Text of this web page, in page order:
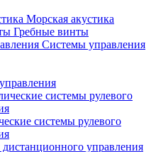
Морская акустика
Гребные винты
Системы управления
системы рулевого